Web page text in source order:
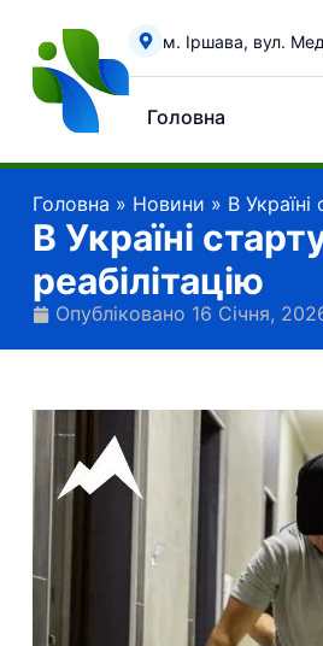
м. Іршава, вул.
Головна
Головна » Новини » В
В Україні
реабілітацію
Опубліковано 16 Січня,